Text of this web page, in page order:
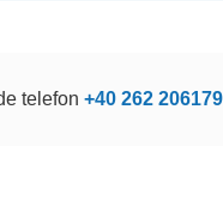
telefon +40 262 206179